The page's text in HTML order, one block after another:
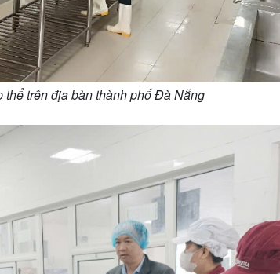
thể trên địa bàn thành phố Đà Nẵng